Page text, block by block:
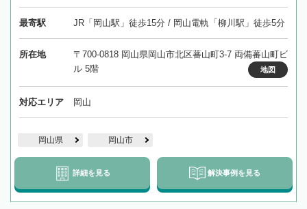
最寄駅 JR「岡山駅」徒歩15分 / 岡山電軌「柳川駅」徒歩5分
所在地
〒700-0818 岡山県岡山市北区蕃山町3-7 両備蕃山町ビ
ル 5階
地図
対応エリア 岡山
岡山県 岡山市
詳細を見る 解決事例を見る